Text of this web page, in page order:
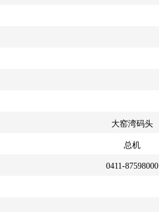
大窑湾码头
总机
0411-87598000